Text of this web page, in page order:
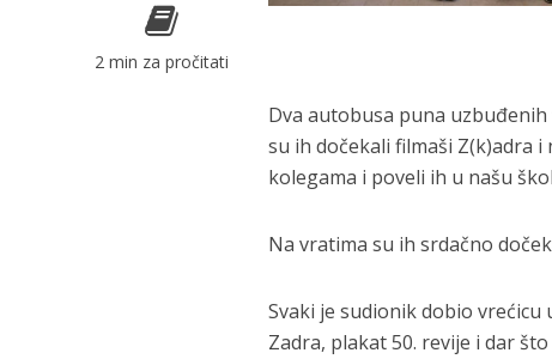
2 min za pročitati
Dva autobusa puna uzbuđenih
su ih dočekali filmaši Z(k)adra
kolegama i poveli ih u našu
Na vratima su ih srdačno
Svaki je sudionik dobio
Zadra, plakat 50. revije i dar